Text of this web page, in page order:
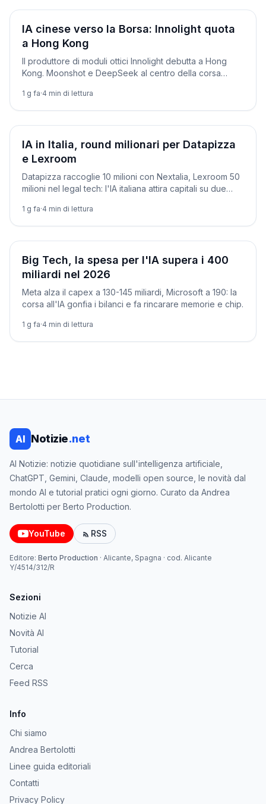
Aziende
IA cinese verso la Borsa: Innolight quota
a Hong Kong
Il produttore di moduli ottici Innolight debutta a Hong
Kong. Moonshot e DeepSeek al centro della corsa
1 g fa·4 min di lettura
Aziende
IA in Italia, round milionari per Datapizza
e Lexroom
Datapizza raccoglie 10 milioni con Nextalia, Lexroom 50
milioni nel legal tech: l'IA italiana attira capitali su due
1 g fa·4 min di lettura
Aziende
Big Tech, la spesa per l'IA supera i 400
miliardi nel 2026
Meta alza il capex a 130-145 miliardi, Microsoft a 190: la
corsa all'IA gonfia i bilanci e fa rincarare memorie e chip.
1 g fa·4 min di lettura
AI Notizie.net
AI Notizie: notizie quotidiane sull'intelligenza artificiale,
ChatGPT, Gemini, Claude, modelli open source, le novità dal
mondo AI e tutorial pratici ogni giorno. Curato da Andrea
Bertolotti per Berto Production.
YouTube RSS
Editore: Berto Production · Alicante, Spagna · cod. Alicante
Y/4514/312/R
Sezioni
Notizie AI
Novità AI
Tutorial
Cerca
Feed RSS
Info
Chi siamo
Andrea Bertolotti
Linee guida editoriali
Contatti
Privacy Policy